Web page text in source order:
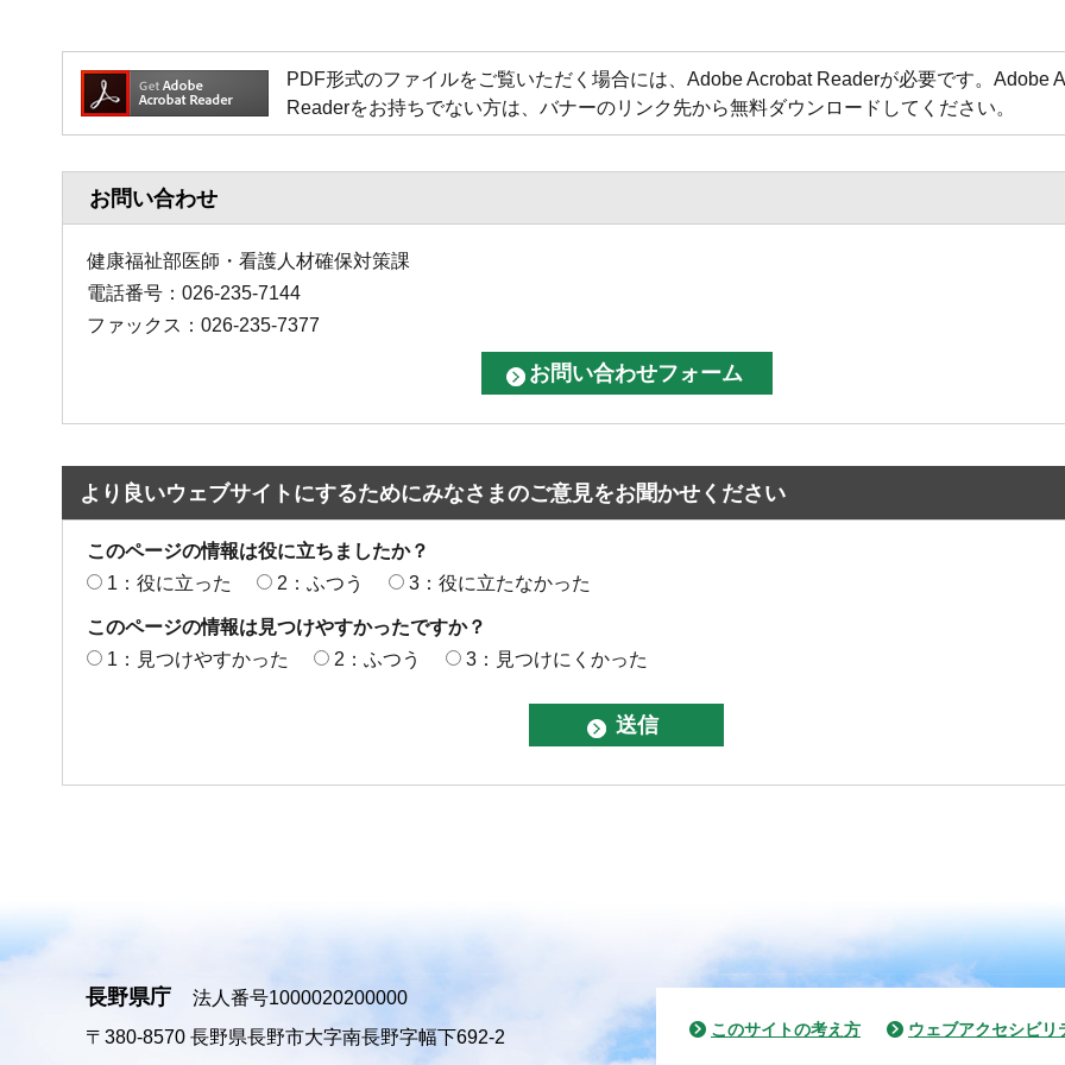
PDF形式のファイルをご覧いただく場合には、Adobe Acrobat Readerが必要です。Adobe
Readerをお持ちでない方は、バナーのリンク先から無料ダウンロードしてください。
お問い合わせ
健康福祉部医師・看護人材確保対策課
電話番号：026-235-7144
ファックス：026-235-7377
より良いウェブサイトにするためにみなさまのご意見をお聞かせください
このページの情報は役に立ちましたか？
1：役に立った
2：ふつう 3：役に立たなかった
このページの情報は見つけやすかったですか？
1：見つけやすかった
2：ふつう 3：見つけにくかった
長野県庁
法人番号1000020200000
〒380-8570 長野県長野市大字南長野字幅下692-2 このサイトの考え方 ウェブアクセシビリ